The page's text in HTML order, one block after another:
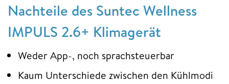
Nachteile des Suntec Wellness
IMPULS 2.6+ Klimagerät
Weder App-, noch sprachsteuerbar
Kaum Unterschiede zwischen den Kühlmodi